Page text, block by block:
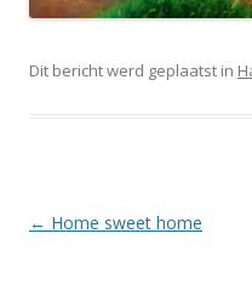
Dit bericht werd geplaatst in
Berichtnavigatie
← Home sweet home